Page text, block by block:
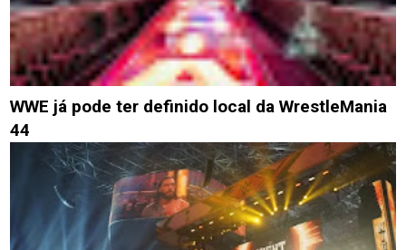
WWE já pode ter definido local da WrestleMania
44